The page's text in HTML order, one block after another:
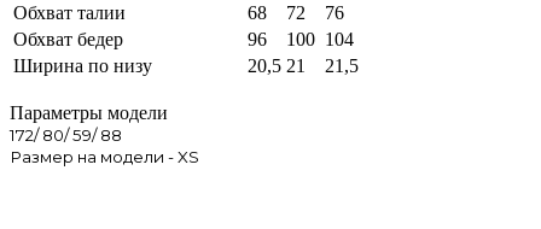
Обхват талии
68 72
76
Обхват бедер
96 100 104
Ширина по низу
20,5 21 21,5
Параметры модели
172/ 80/ 59/ 88
Размер на модели - XS